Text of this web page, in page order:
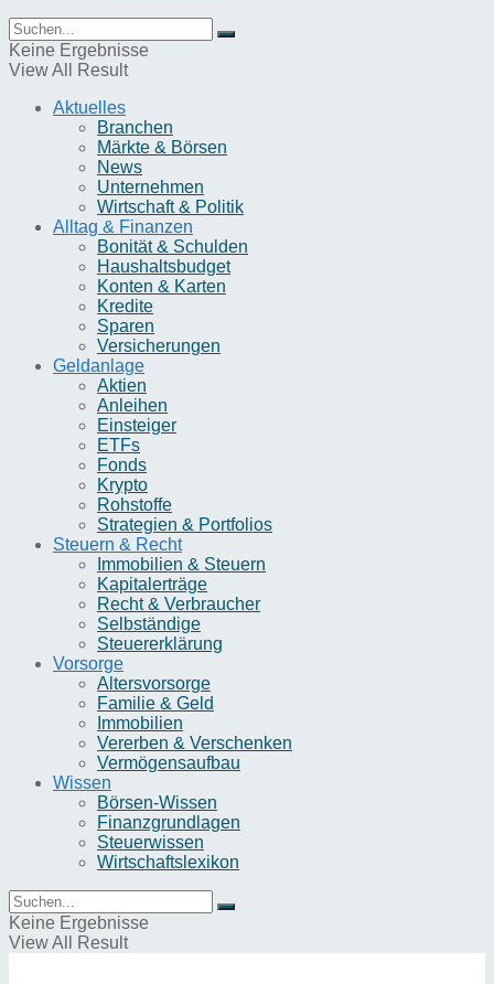
Keine Ergebnisse
View All Result
Aktuelles
Branchen
Märkte & Börsen
News
Unternehmen
Wirtschaft & Politik
Alltag & Finanzen
Bonität & Schulden
Haushaltsbudget
Konten & Karten
Kredite
Sparen
Versicherungen
Geldanlage
Aktien
Anleihen
Einsteiger
ETFs
Fonds
Krypto
Rohstoffe
Strategien & Portfolios
Steuern & Recht
Immobilien & Steuern
Kapitalerträge
Recht & Verbraucher
Selbständige
Steuererklärung
Vorsorge
Altersvorsorge
Familie & Geld
Immobilien
Vererben & Verschenken
Vermögensaufbau
Wissen
Börsen-Wissen
Finanzgrundlagen
Steuerwissen
Wirtschaftslexikon
Keine Ergebnisse
View All Result